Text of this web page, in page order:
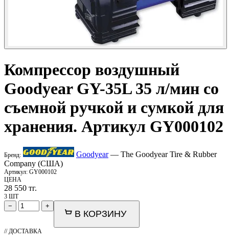
Компрессор воздушный
GoodyearGY-35L 35 л/мин со
съемной ручкой и сумкой для
хранения. Артикул GY000102
Бренд: Goodyear — The Goodyear Tire & Rubber
Company (США)
Артикул: GY000102
ЦЕНА
28 550 тг.
3 ШТ
− +
В КОРЗИНУ
// ДОСТАВКА